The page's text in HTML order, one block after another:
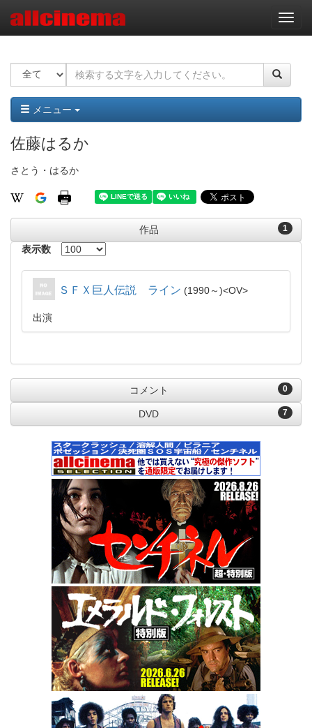
ナ
ビ
ー
ョ
ン
メニュー
佐藤はるか
さとう・はるか
1
作品
表示数
ＳＦＸ巨人伝説 ライン 1990～ OV
出演
0
コメント
7
DVD